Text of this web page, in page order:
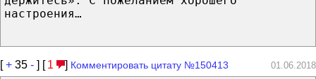
настроения…
[+ 35 - ] [ 1 ] Комментировать цитату №150413 01.06.2018